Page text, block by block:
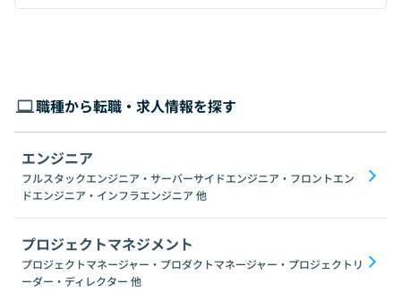
職種から転職・求人情報を探す
エンジニア
フルスタックエンジニア・サーバーサイドエンジニア・フロントエン
ドエンジニア・インフラエンジニア 他
プロジェクトマネジメント
プロジェクトマネージャー・プロダクトマネージャー・プロジェクトリ
ーダー・ディレクター 他